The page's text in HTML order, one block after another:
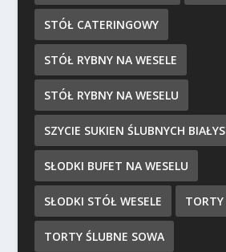
STÓŁ CATERINGOWY
STÓŁ RYBNY NA WESELE
STÓŁ RYBNY NA WESELU
SZYCIE SUKIEN ŚLUBNYCH
SŁODKI BUFET NA WESELU
SŁODKI STÓŁ WESELE TORTY
TORTY ŚLUBNE SOWA